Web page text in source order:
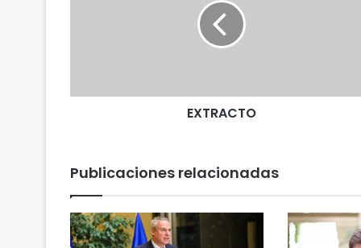
EXTRACTO
Publicaciones relacionadas